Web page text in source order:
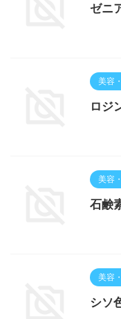
ゼニ
美容
ロジ
美容
石鹸
美容
シソ